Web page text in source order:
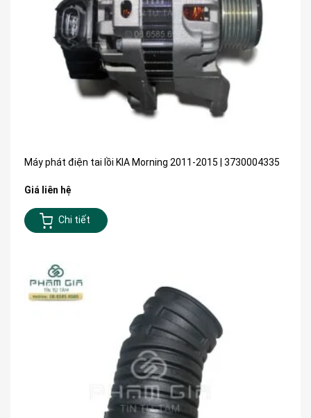
Máy phát điện tai lồi KIA Morning 2011-2015 | 3730004335
Giá liên hệ
Chi tiết